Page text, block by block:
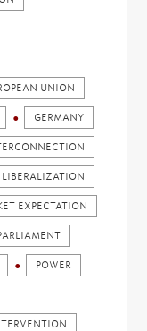
UNION
GERMANY
LIBERALIZATION
EXPECTATION
POWER